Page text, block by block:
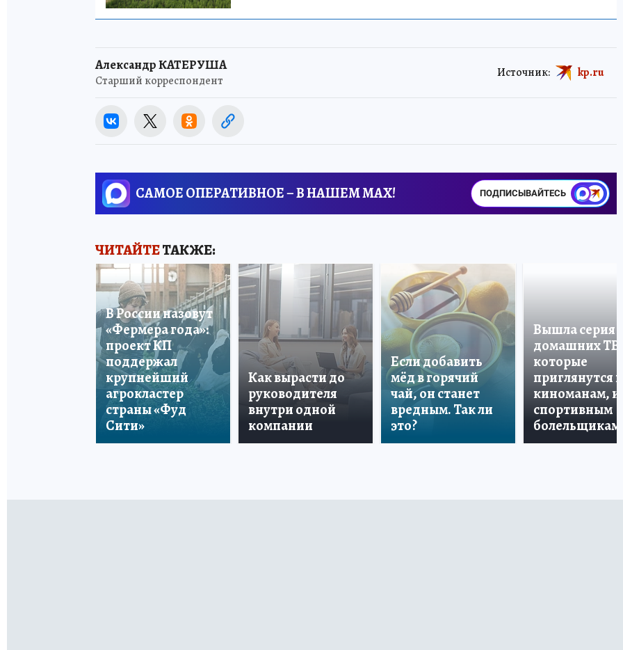
Александр КАТЕРУША
Старший корреспондент
Источник: kp.ru
САМОЕ ОПЕРАТИВНОЕ – В НАШЕМ MAX! ПОДПИСЫВАЙТЕСЬ
ЧИТАЙТЕТАКЖЕ:
В России назовут
«Фермера года»:
проект КП
поддержал
крупнейший
агрокластер
страны «Фуд
Сити»
Как вырасти до
руководителя
внутри одной
компании
Если добавить
мёд в горячий
чай, он станет
вредным. Так ли
это?
Вышла серия
домашних ТВ,
которые
приглянутся и
киноманам, и
спортивным
болельщикам